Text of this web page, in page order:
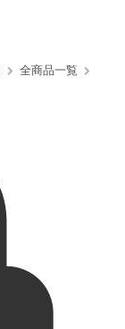
全商品一覧